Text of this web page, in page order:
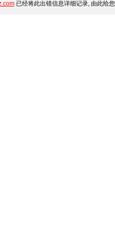
已经将此出错信息详细记录, 由此给